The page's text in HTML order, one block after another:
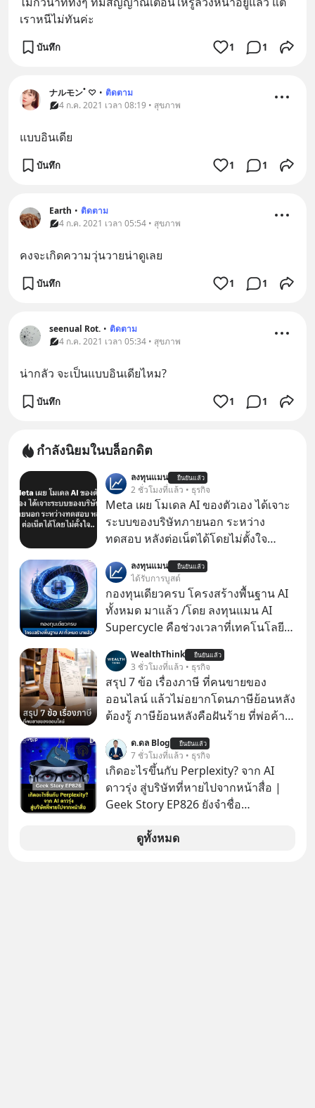
เราหนีไม่ทันค่ะ
บันทึก 1 1
ナルモン˚ ♡ • ติดตาม
4 ก.ค. 2021 เวลา 08:19 • สุขภาพ
แบบอินเดีย
บันทึก 1 1
Earth • ติดตาม
4 ก.ค. 2021 เวลา 05:54 • สุขภาพ
คงจะเกิดความวุ่นวายน่าดูเลย
บันทึก 1 1
seenual Rot. • ติดตาม
4 ก.ค. 2021 เวลา 05:34 • สุขภาพ
น่ากลัว จะเป็นแบบอินเดียไหม?
บันทึก 1 1
กำลังนิยมในบล็อกดิต
ลงทุนแมน ยืนยันแล้ว
2 ชั่วโมงที่แล้ว • ธุรกิจ
Meta เผย โมเดล AI ของตัวเอง ได้เจาะ
ระบบของบริษัทภายนอก ระหว่าง
ทดสอบ หลังต่อเน็ตได้โดยไม่ตั้งใจ
ในโมเดล AI ของบริษัท สามารถเชื่อม
ต่ออินเทอร์เน็ต และเจาะเข้าระบบของ
บริการภายนอกรายหนึ่งได้ ระหว่างการ
ทดสอบความปลอดภัยไซเบอร์
ลงทุนแมน ยืนยันแล้ว
ได้รับการบูสต์
กองทุนเดียวครบ โครงสร้างพื้นฐาน AI
ทั้งหมด มาแล้ว /โดย ลงทุนแมน AI
Supercycle คือช่วงเวลาที่เทคโนโลยี
เคลื่อนหลัก ของการเติบโตทาง
เศรษฐกิจ และวิถีชีวิตของผู้คนอย่าง
ยาวนานต่อจากนี้
WealthThink ยืนยันแล้ว
3 ชั่วโมงที่แล้ว • ธุรกิจ
สรุป 7 ข้อ เรื่องภาษี ที่คนขายของ
ออนไลน์ แล้วไม่อยากโดนภาษีย้อนหลัง
ต้องรู้ ภาษีย้อนหลังคือฝันร้าย ที่พ่อค้า
ด.ดล Blog ยืนยันแล้ว
7 ชั่วโมงที่แล้ว • ธุรกิจ
เกิดอะไรขึ้นกับ Perplexity? จาก AI
ดาวรุ่ง สู่บริษัทที่หายไปจากหน้าสื่อ |
Geek Story EP826 ยังจำชื่อ
เคยถูกยกไปเทียบชั้นกับยักษ์ใหญ่อย่าง
ดูทั้งหมด